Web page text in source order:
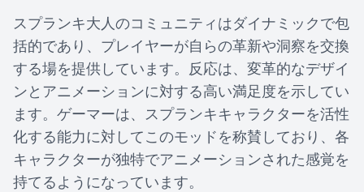
スプランキ大人のコミュニティはダイナミックで包
括的であり、プレイヤーが自らの革新や洞察を交換
する場を提供しています。反応は、変革的なデザイ
ンとアニメーションに対する高い満足度を示してい
ます。ゲーマーは、スプランキキャラクターを活性
化する能力に対してこのモッドを称賛しており、各
キャラクターが独特でアニメーションされた感覚を
持てるようになっています。